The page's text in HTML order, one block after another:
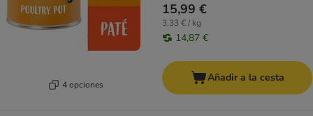
4 opciones
15,99 €
3,33 € / kg
14,87 €
Añadir a la cesta